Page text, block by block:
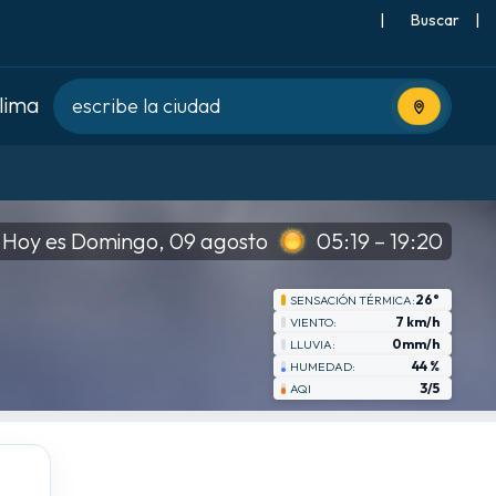
| |
Usa tu
Hoy es Domingo, 09 agosto 05:19 – 19:20
SENSACIÓN TÉRMICA:26°
VIENTO: 7 km/h
LLUVIA: 0mm/h
HUMEDAD: 44 %
AQI 3/5